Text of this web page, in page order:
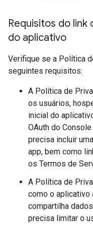
Requisitos do link
do aplicativo
Verifique se a Política
seguintes requisitos:
A Política de
os usuários,
inicial do
OAuth do
precisa incluir
app, bem como
os Termos de
A Política de
como o aplicativo
compartilha
precisa limitar o